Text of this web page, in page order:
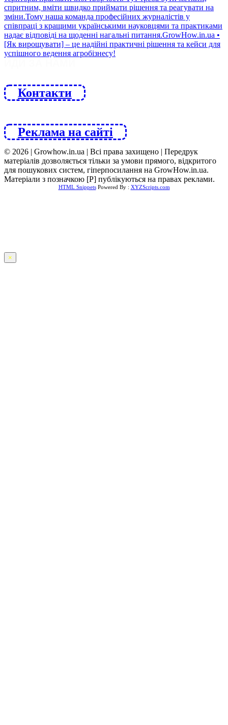
Контакти
Реклама на сайті
© 2026 | Growhow.in.ua | Всі права захищено | Передрук
матеріалів дозволяється тільки за умови прямого, відкритого
для пошукових систем, гіперпосилання на GrowHow.in.ua.
Матеріали з позначкою [Р] публікуються на правах реклами.
HTML SnippetsPowered By : XYZScripts.com
×